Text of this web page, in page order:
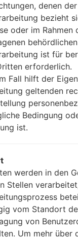
denen
bezieht
oder im
ist für
erforderlich.
Fall hilft der
geltenden
Bedingung
ist.
werden in den
Stellen
vom Standort
von
Um mehr über